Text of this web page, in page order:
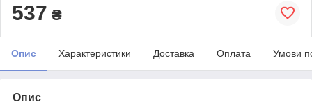
537 ₴
Опис Характеристики Доставка Оплата Умови
Опис